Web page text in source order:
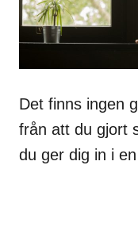
Det finns ingen
från att du gjort
du ger dig in i